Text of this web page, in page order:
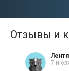
Отзывы и
7